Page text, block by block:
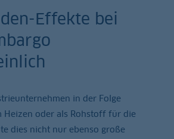
Effekte bei
in der Folge
Heizen oder als Rohstoff für die
dies nicht nur ebenso große